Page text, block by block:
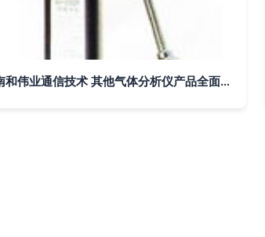
北京南和伟业通信技术 其他气体分析仪产品全面解析